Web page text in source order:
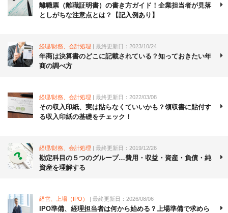
離職票（離職証明書）の書き方ガイド！企業担当者が見落
としがちな注意点とは？【記入例あり】
経理/財務、会計処理 | 最終更新日：2023/10/24
年商は決算書のどこに記載されている？知っておきたい年
商の調べ方
経理/財務、会計処理 | 最終更新日：2022/03/08
その収入印紙、実は貼らなくていいかも？領収書に貼付す
る収入印紙の基礎をチェック！
経理/財務、会計処理 | 最終更新日：2019/12/26
勘定科目の５つのグループ…費用・収益・資産・負債・純
資産を理解する
経営、上場（IPO） | 最終更新日：2026/08/06
IPO準備、経理担当者は何から始める？上場準備で求めら